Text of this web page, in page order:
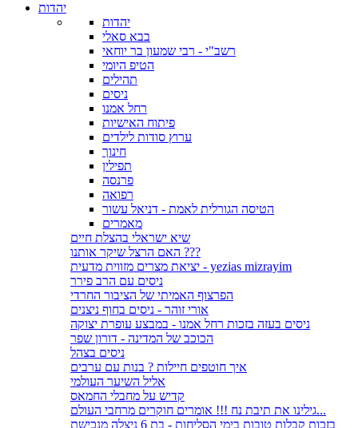
יהדות
יהדות
בבא סאלי
רשב"י - רבי שמעון בר יוחאי
הטיפ היומי
תהילים
ניסים
רחל אמנו
פיתוח האישיות
ערוץ סודות לילדים
חינוך
תפילין
פרנסה
רפואה
הטיסה הגורלית לאמת - דניאל עשור
מאמרים
שיא ישראלי בהצלת חיים
האם הרצל שיקר אותנו ???
יציאת מצרים מזווית מדעית - yezias mizrayim
ניסים עם הרב פירר
הפרצוף האמיתי של הציבור החרדי
אורי זוהר - ניסים בחוף ניצנים
ניסים בעזה בזכות רחל אמנו - במבצע עופרת יצוקה
הכוכב של המדינה - דורון שפר
ניסים בצהל
איך חוטפים חיילות ? בנות עם ערבים
אליל השיער העולמי
קדיש על מחבלי החמאס
גילינו את תיבת נח !!! אומרים חוקרים מרחבי העולם...
בזכות קבלות טובות בימי הסליחות - בת 6 ניצלה מנכישת